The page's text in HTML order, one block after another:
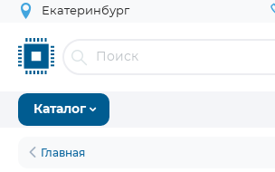
Екатеринбург
Каталог
Главная